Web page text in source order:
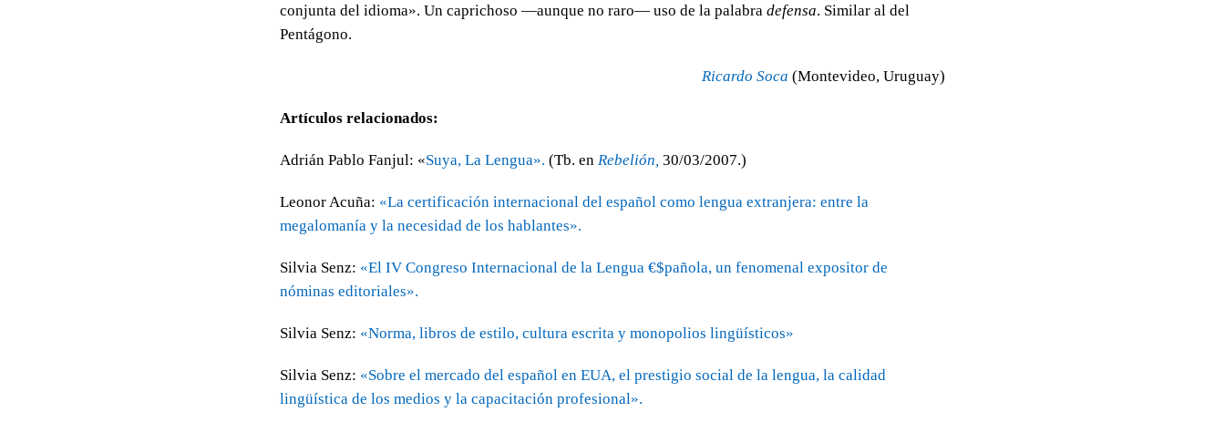
conjunta del idioma». Un caprichoso —aunque no raro— uso de la palabra defensa. Similar al del
Pentágono.
Ricardo Soca (Montevideo, Uruguay)
Artículos relacionados:
Adrián Pablo Fanjul: «Suya, La Lengua». (Tb. en Rebelión, 30/03/2007.)
Leonor Acuña: «La certificación internacional del español como lengua extranjera: entre la
megalomanía y la necesidad de los hablantes».
Silvia Senz: «El IV Congreso Internacional de la Lengua €$pañola, un fenomenal expositor de
nóminas editoriales».
Silvia Senz: «Norma, libros de estilo, cultura escrita y monopolios lingüísticos»
Silvia Senz: «Sobre el mercado del español en EUA, el prestigio social de la lengua, la calidad
lingüística de los medios y la capacitación profesional».